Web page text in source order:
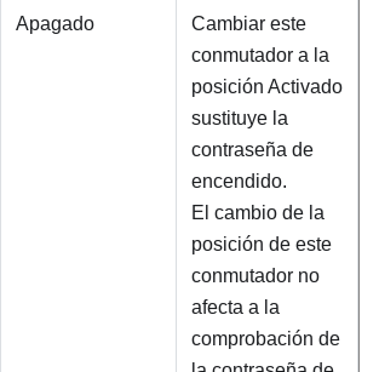
Apagado
Cambiar este
conmutador a la
posición Activado
sustituye la
contraseña de
encendido.
El cambio de la
posición de este
conmutador no
afecta a la
comprobación de